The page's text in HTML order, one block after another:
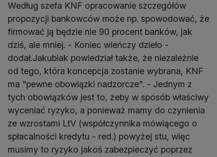
Według szefa KNF opracowanie szczegółów
propozycji bankowców może np. spowodować, że
firmować ją będzie nie 90 procent banków, jak
dziś, ale mniej. - Koniec wieńczy dzieło -
dodał.Jakubiak powiedział także, że niezależnie
od tego, która koncepcja zostanie wybrana, KNF
ma "pewne obowiązki nadzorcze". - Jednym z
tych obowiązków jest to, żeby w sposób właściwy
wyceniać ryzyko, a ponieważ mamy do czynienia
ze wzrostami LtV (współczynnika mówiącego o
spłacalności kredytu - red.) powyżej stu, więc
musimy to ryzyko jakoś zabezpieczyć poprzez